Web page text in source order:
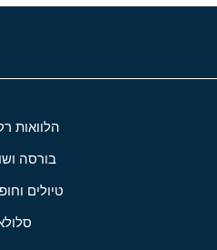
הלוואות
בורסה
טיולים